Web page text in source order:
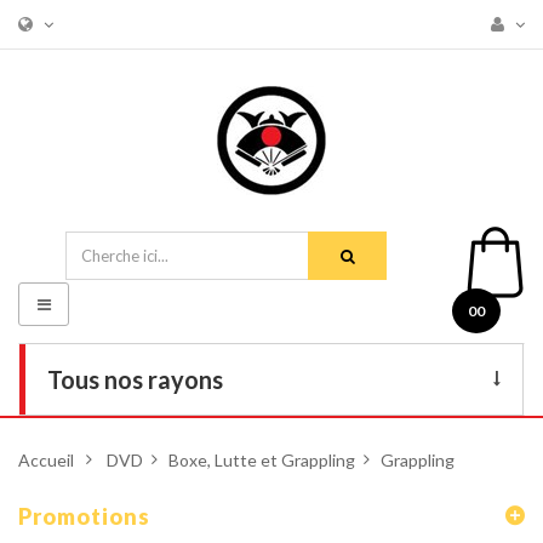
00
Tous nos rayons
Armes
Basculer
la
navigation
Accueil > DVD > Boxe, Lutte et Grappling > Grappling
Promotions